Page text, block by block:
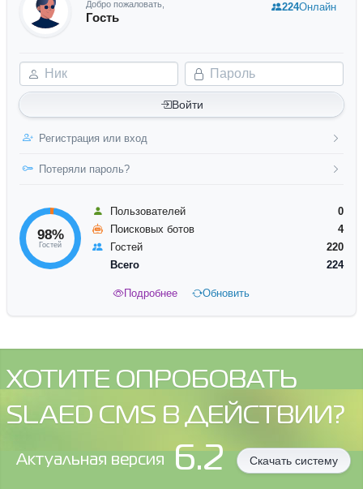
Добро пожаловать,
Гость
Ник Пароль
Войти
Регистрация или вход
Потеряли пароль?
224Онлайн
98%
Гостей
Пользователей
0
Поисковых ботов
4
Гостей
220
Всего
224
Подробнее Обновить
ХОТИТЕ ОПРОБОВАТЬ
SLAED CMS В ДЕЙСТВИИ?
Aктуальная версия 6.2 Скачать систему